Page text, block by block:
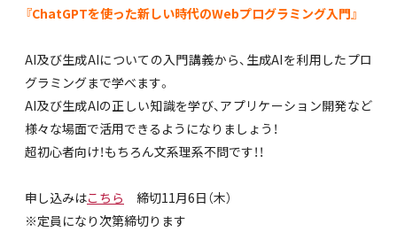
『ChatGPTを使った新しい時代のWebプログラミング入門』
AI及び生成AIについての入門講義から、生成AIを利用したプロ
グラミングまで学べます。
AI及び生成AIの正しい知識を学び、アプリケーション開発など
様々な場面で活用できるようになりましょう！
超初心者向け！もちろん文系理系不問です！！
申し込みはこちら 締切11月6日（木）
※定員になり次第締切ります